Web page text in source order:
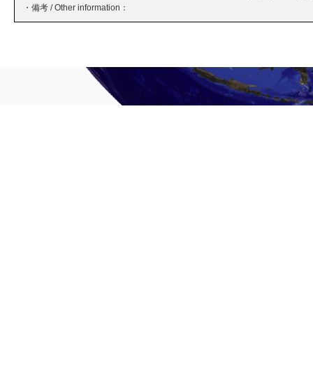
・備考 / Other information：